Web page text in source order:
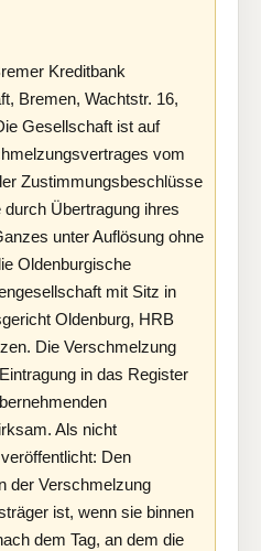
Kreditbank
Bremen, Wachtstr. 16,
Gesellschaft ist auf
vom
Zustimmungsbeschlüsse
durch Übertragung ihres
unter Auflösung ohne
Oldenburgische
mit Sitz in
Oldenburg, HRB
Die Verschmelzung
in das Register
Als nicht
Den
der Verschmelzung
ist, wenn sie binnen
dem Tag, an dem die